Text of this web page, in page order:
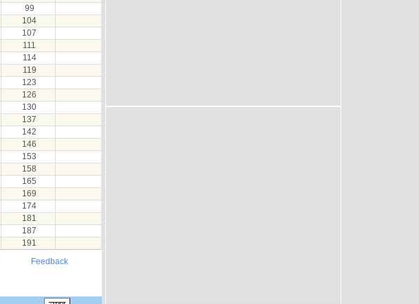
99
104
107
111
114
119
123
126
130
137
142
146
153
158
165
169
174
181
187
191
Feedback